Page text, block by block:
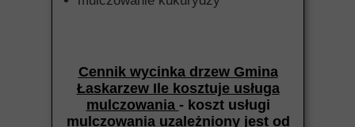
Cennik wycinka drzew Gmina
Łaskarzew Ile kosztuje usługa
mulczowania - koszt usługi
mulczowania uzależniony jest od